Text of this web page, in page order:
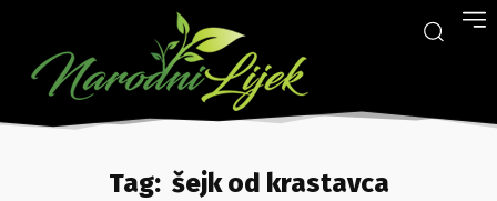
Tag: šejk od krastavca